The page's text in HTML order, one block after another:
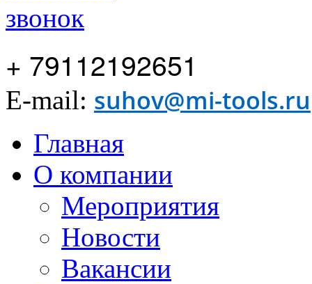
звонок
+ 79112192651
E-mail: suhov@mi-tools.ru
Главная
О компании
Мероприятия
Новости
Вакансии